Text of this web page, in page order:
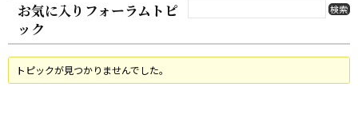
お気に入りフォーラムトピ
ック
トピックが見つかりませんでした。